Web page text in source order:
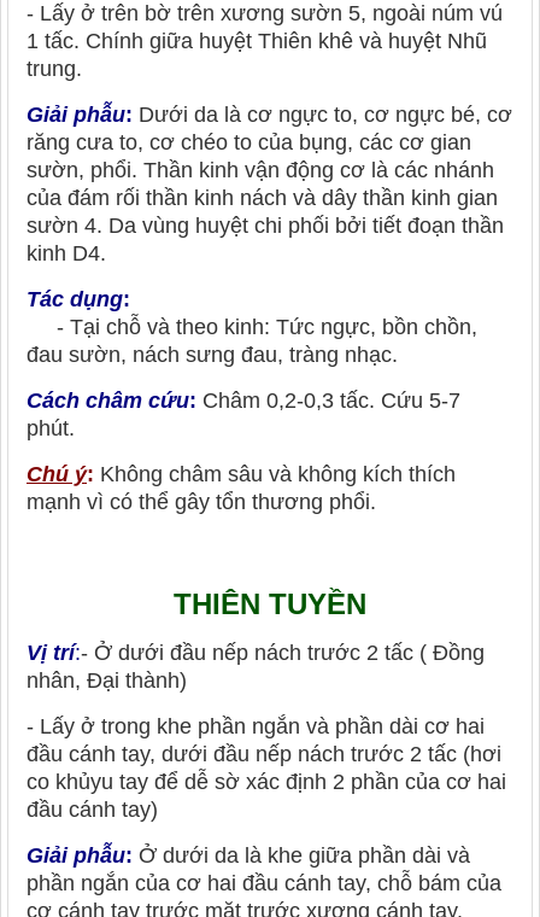
- Lấy ở trên bờ trên xương sườn 5, ngoài núm vú
1 tấc. Chính giữa huyệt Thiên khê và huyệt Nhũ
trung.
Giải phẫu: Dưới da là cơ ngực to, cơ ngực bé, cơ
răng cưa to, cơ chéo to của bụng, các cơ gian
sườn, phổi. Thần kinh vận động cơ là các nhánh
của đám rối thần kinh nách và dây thần kinh gian
sườn 4. Da vùng huyệt chi phối bởi tiết đoạn thần
kinh D4.
Tác dụng:
- Tại chỗ và theo kinh: Tức ngực, bồn chồn,
đau sườn, nách sưng đau, tràng nhạc.
Cách châm cứu: Châm 0,2-0,3 tấc. Cứu 5-7
phút.
Chú ý: Không châm sâu và không kích thích
mạnh vì có thể gây tổn thương phổi.
THIÊN TUYỀN
Vị trí:- Ở dưới đầu nếp nách trước 2 tấc ( Đồng
nhân, Đại thành)
- Lấy ở trong khe phần ngắn và phần dài cơ hai
đầu cánh tay, dưới đầu nếp nách trước 2 tấc (hơi
co khủyu tay để dễ sờ xác định 2 phần của cơ hai
đầu cánh tay)
Giải phẫu: Ở dưới da là khe giữa phần dài và
phần ngắn của cơ hai đầu cánh tay, chỗ bám của
cơ cánh tay trước mặt trước xương cánh tay.